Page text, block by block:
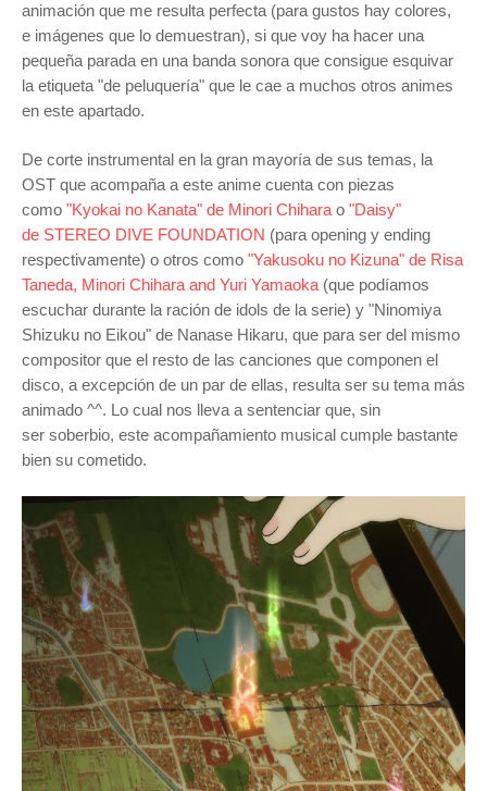
animación que me resulta perfecta (para gustos hay colores,
e imágenes que lo demuestran), si que voy ha hacer una
pequeña parada en una banda sonora que consigue esquivar
la etiqueta "de peluquería" que le cae a muchos otros animes
en este apartado.
De corte instrumental en la gran mayoría de sus temas, la
OST que acompaña a este anime cuenta con piezas
como "Kyokai no Kanata" de Minori Chihara o "Daisy"
de STEREO DIVE FOUNDATION (para opening y ending
respectivamente) o otros como "Yakusoku no Kizuna" de Risa
Taneda, Minori Chihara and Yuri Yamaoka (que podíamos
escuchar durante la ración de idols de la serie) y "Ninomiya
Shizuku no Eikou" de Nanase Hikaru, que para ser del mismo
compositor que el resto de las canciones que componen el
disco, a excepción de un par de ellas, resulta ser su tema más
animado ^^. Lo cual nos lleva a sentenciar que, sin
ser soberbio, este acompañamiento musical cumple bastante
bien su cometido.